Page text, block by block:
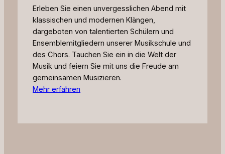
Erleben Sie einen unvergesslichen Abend mit
klassischen und modernen Klängen,
dargeboten von talentierten Schülern und
Ensemblemitgliedern unserer Musikschule und
des Chors. Tauchen Sie ein in die Welt der
Musik und feiern Sie mit uns die Freude am
gemeinsamen Musizieren.
Mehr erfahren